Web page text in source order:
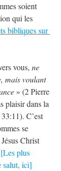
soient
qui les
bibliques sur
vous, ne
mais voulant
» (2 Pierre
plaisir dans la
C’est
se
Christ
[Les plus
salut, ici]